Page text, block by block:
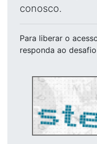
conosco.
Para liberar o
responda ao